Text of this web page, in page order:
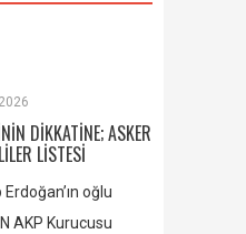
DİKKATİNE; ASKER
LİSTESİ
oğlu
AKP Kurucusu